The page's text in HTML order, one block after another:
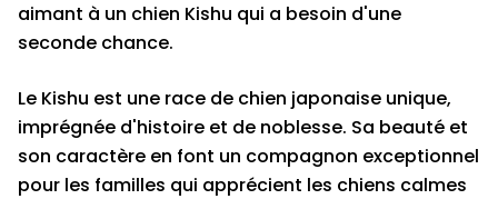
aimant à un chien Kishu qui a besoin d'une
seconde chance.
Le Kishu est une race de chien japonaise unique,
imprégnée d'histoire et de noblesse. Sa beauté et
son caractère en font un compagnon exceptionnel
pour les familles qui apprécient les chiens calmes